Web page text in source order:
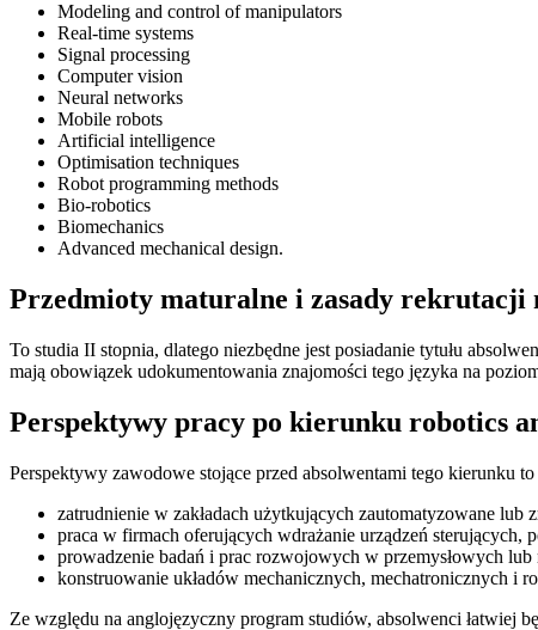
Modeling and control of manipulators
Real-time systems
Signal processing
Computer vision
Neural networks
Mobile robots
Artificial intelligence
Optimisation techniques
Robot programming methods
Bio-robotics
Biomechanics
Advanced mechanical design.
Przedmioty maturalne i zasady
To studia II stopnia, dlatego niezbędne jest posiadanie tytułu
mają obowiązek udokumentowania znajomości tego języka na
Perspektywy pracy po kierunku robotics
Perspektywy zawodowe stojące przed absolwentami tego kierunku
zatrudnienie w zakładach użytkujących zautomatyzowane lub
praca w firmach oferujących wdrażanie urządzeń sterujących,
prowadzenie badań i prac rozwojowych w przemysłowych
konstruowanie układów mechanicznych, mechatronicznych i
Ze względu na anglojęzyczny program studiów, absolwenci łatwiej